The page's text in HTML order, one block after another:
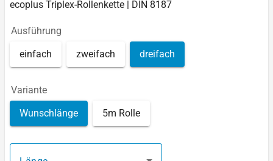
ecoplus Triplex-Rollenkette | DIN 8187
Ausführung
einfach zweifach dreifach
Variante
Wunschlänge 5m Rolle